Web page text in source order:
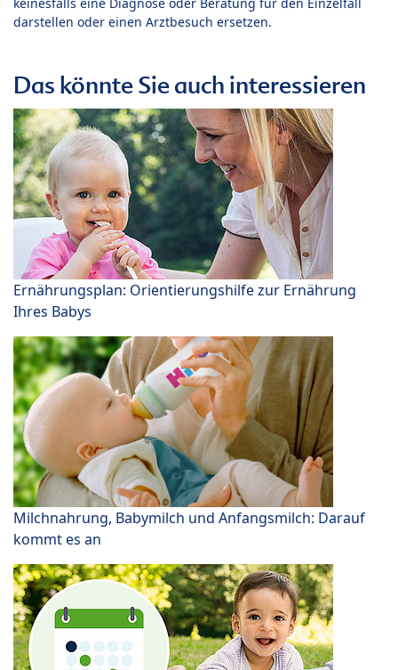
darstellen oder einen Arztbesuch ersetzen.
Das könnte Sie auch interessieren
Ernährungsplan: Orientierungshilfe zur Ernährung
Ihres Babys
Milchnahrung, Babymilch und Anfangsmilch: Darauf
kommt es an